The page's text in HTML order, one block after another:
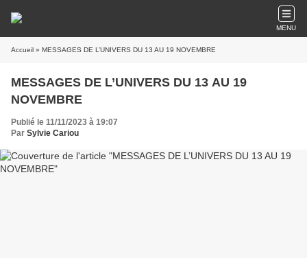
MENU
Accueil » MESSAGES DE L’UNIVERS DU 13 AU 19 NOVEMBRE
MESSAGES DE L’UNIVERS DU 13 AU 19
NOVEMBRE
Publié le 11/11/2023 à 19:07
Par Sylvie Cariou